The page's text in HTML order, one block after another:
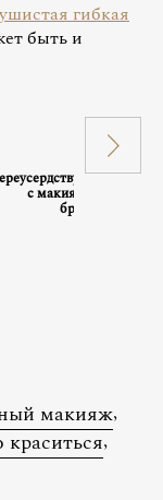
гибкая
быть и
с макияжем
бровей
макияж,
краситься,